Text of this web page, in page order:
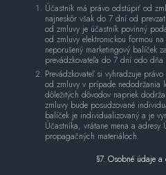
Účastník má právo odstúpiť od
najneskôr však do 7 dní od
od zmluvy je účastník povinný
od zmluvy elektronickou formou
neporušený marketingový balíček
prevádzkovateľa do 7 dní odo dňa
Prevádzkovateľ si vyhradzuje
od zmluvy v prípade nedodržania
dôležitých dôvodov napriek
zmluvy bude posudzované
balíček je individualizovaný a je
Účastníka, vrátane mena a
propagačných materiáloch.
§7. Osobné údaje a